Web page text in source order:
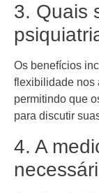
3. Quais
Os benefícios
flexibilidade nos
permitindo que
para discutir
4. A